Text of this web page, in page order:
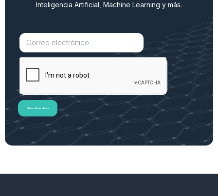
Inteligencia Artificial, Machine Learning y más.
Suscribirse ahora